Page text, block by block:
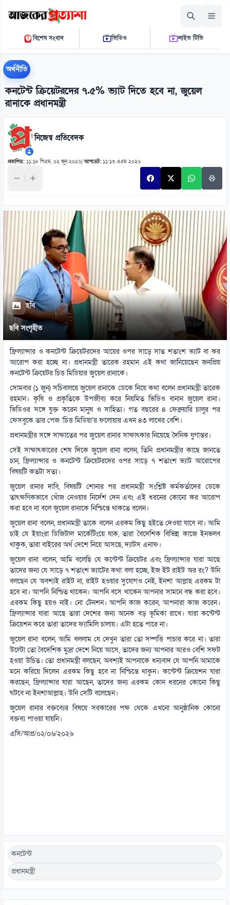
বৃহস্পতিবার, ০৬ আগস্ট ২০২৬
০৮ ৪৮ ০১ এ.এম.THE DAILY AJKER PROTTASHA
বিশেষ সংবাদ ভিডিও লাইভ টিভি
অর্থনীতি
কনটেন্ট ক্রিয়েটরদের ৭.৫% ভ্যাট দিতে হবে না, জুয়েল
রানাকে প্রধানমন্ত্রী
নিজেস্ব প্রতিবেদক
প্রকাশিত: ১১:১৮ পিএম, ০২ জুন ২০২৬ |আপডেট: ১১:১৩ এএম ২০২৬
ছবি
ছবি সংগৃহীত
ফ্রিল্যান্সার ও কনটেন্ট ক্রিয়েটরদের আয়ের ওপর সাড়ে সাত শতাংশ ভ্যাট বা কর
আরোপ করা হচ্ছে না। প্রধানমন্ত্রী তারেক রহমান এই কথা জানিয়েছেন জনপ্রিয়
কনটেন্ট ক্রিয়েটর চিত্ত মিডিয়ার জুয়েল রানাকে।
সোমবার (১ জুন) সচিবালয়ে জুয়েল রানাকে ডেকে নিয়ে কথা বলেন প্রধানমন্ত্রী তারেক
রহমান। কৃষি ও প্রকৃতিকে উপজীব্য করে নিয়মিত ভিডিও বানান জুয়েল রানা।
ভিডিওর সঙ্গে যুক্ত করেন মানুষ ও সাহিত্য। গত বছরের ৪ ফেব্রুয়ারি চালুর পর
ফেসবুকে তার পেজ ‘চিত্ত মিডিয়া’র ফলোয়ার এখন ৪৩ লাখের বেশি।
প্রধানমন্ত্রীর সঙ্গে সাক্ষাতের পর জুয়েল রানার সাক্ষাৎকার নিয়েছে দৈনিক যুগান্তর।
সেই সাক্ষাৎকারের শেষ দিকে জুয়েল রানা বলেন, তিনি প্রধানমন্ত্রীর কাছে জানতে
চান, ফ্রিল্যান্সার ও কনটেন্ট ক্রিয়েটরদের ওপর সাড়ে ৭ শতাংশ ভ্যাট আরোপের
বিষয়টি কতটা সত্য।
জুয়েল রানার দাবি, বিষয়টি শোনার পর প্রধানমন্ত্রী সংশ্লিষ্ট কর্মকর্তাদের ডেকে
তাৎক্ষণিকভাবে খোঁজ নেওয়ার নির্দেশ দেন এবং এই ধরনের কোনো কর আরোপ
করা হবে না বলে জুয়েল রানাকে নিশ্চিন্তে থাকতে বলেন।
জুয়েল রানা বলেন, প্রধানমন্ত্রী তাকে বলেন এরকম কিছু হইতে দেওয়া যাবে না। আমি
চাই যে ইয়াংরা ডিজিটাল মার্কেটিংয়ে যাক, তারা বৈদেশিক বিভিন্ন কাজে ইনভলব
থাকুক, তারা বাইরের অর্থ দেশে নিয়ে আসছে, দ্যাটস এনাফ।
জুয়েল রানা বলেন, আমি বলেছি যে কন্টেন্ট ক্রিয়েটর এবং ফ্রিল্যান্সার যারা আছে
তাদের জন্য যে সাড়ে ৭ শতাংশ ভ্যাটের কথা বলা হচ্ছে, ইজ ইট রাইট অর রং? উনি
বলছেন যে অবশ্যই রাইট না, রাইট হওয়ার সুযোগও নেই, ইনশা আল্লাহ এরকম টা
হবে না। আপনি নিশ্চিত থাকেন। আপনি বসে থাকেন আপনার সামনে বন্ধ করা হবে।
এরকম কিছু হয়ও নাই। নো টেনশন। আপনি কাজ করেন, আপনারা কাজ করেন।
ফ্রিল্যান্সার যারা আছে তারা দেশের জন্য অনেক বড় ভূমিকা রাখে। যারা কন্টেন্ট
ক্রিয়েশন করে তারা তাদের ফ্যামিলি চালায়। এটা হতে পারে না।
জুয়েল রানা বলেন, আমি বললাম যে দেখুন তারা তো সম্পত্তি পাচার করে না। তারা
উল্টো তো বৈদেশিক মুদ্রা দেশে নিয়ে আসে, তাদের জন্য আপনার আরও বেশি সফট
হওয়া উচিত। তো প্রধানমন্ত্রী বলছেন, অবশ্যই আপনাকে ধন্যবাদ যে আপনি আমাকে
মনে করিয়ে দিলেন এরকম কিছু হবে না নিশ্চিন্তে থাকুন। কন্টেন্ট ক্রিয়েশন যারা
করছেন, ফ্রিল্যান্সার যারা আছেন, তাদের জন্য এরকম কোন ধরনের কোনো কিছু
ঘটবে না ইনশাআল্লাহ। উনি সেটি বলেছেন।
জুয়েল রানার বক্তব্যের বিষয়ে সরকারের পক্ষ থেকে এখনো আনুষ্ঠানিক কোনো
বক্তব্য পাওয়া যায়নি।
এসি/আপ্র/০২/০৬/২০২৬
কনটেন্ট
প্রধানমন্ত্রী